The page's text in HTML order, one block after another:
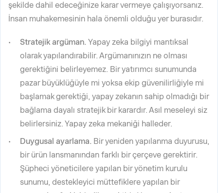
şekilde dahil edeceğinize karar vermeye çalışıyorsanız.
İnsan muhakemesinin hala önemli olduğu yer burasıdır.
Stratejik argüman. Yapay zeka bilgiyi mantıksal
olarak yapılandırabilir. Argümanınızın ne olması
gerektiğini belirleyemez. Bir yatırımcı sunumunda
pazar büyüklüğüyle mi yoksa ekip güvenilirliğiyle mi
başlamak gerektiği, yapay zekanın sahip olmadığı bir
bağlama dayalı stratejik bir karardır. Asıl meseleyi siz
belirlersiniz. Yapay zeka mekaniği halleder.
Duygusal ayarlama. Bir yeniden yapılanma duyurusu,
bir ürün lansmanından farklı bir çerçeve gerektirir.
Şüpheci yöneticilere yapılan bir yönetim kurulu
sunumu, destekleyici müttefiklere yapılan bir